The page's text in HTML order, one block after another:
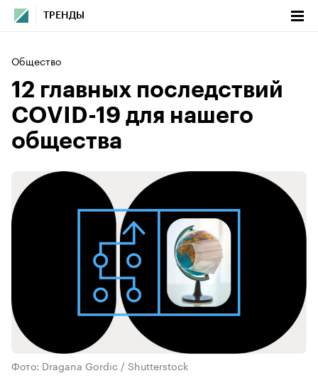
ТРЕНДЫ
Общество
12 главных последствий
COVID-19 для нашего
общества
Фото: Dragana Gordic / Shutterstock